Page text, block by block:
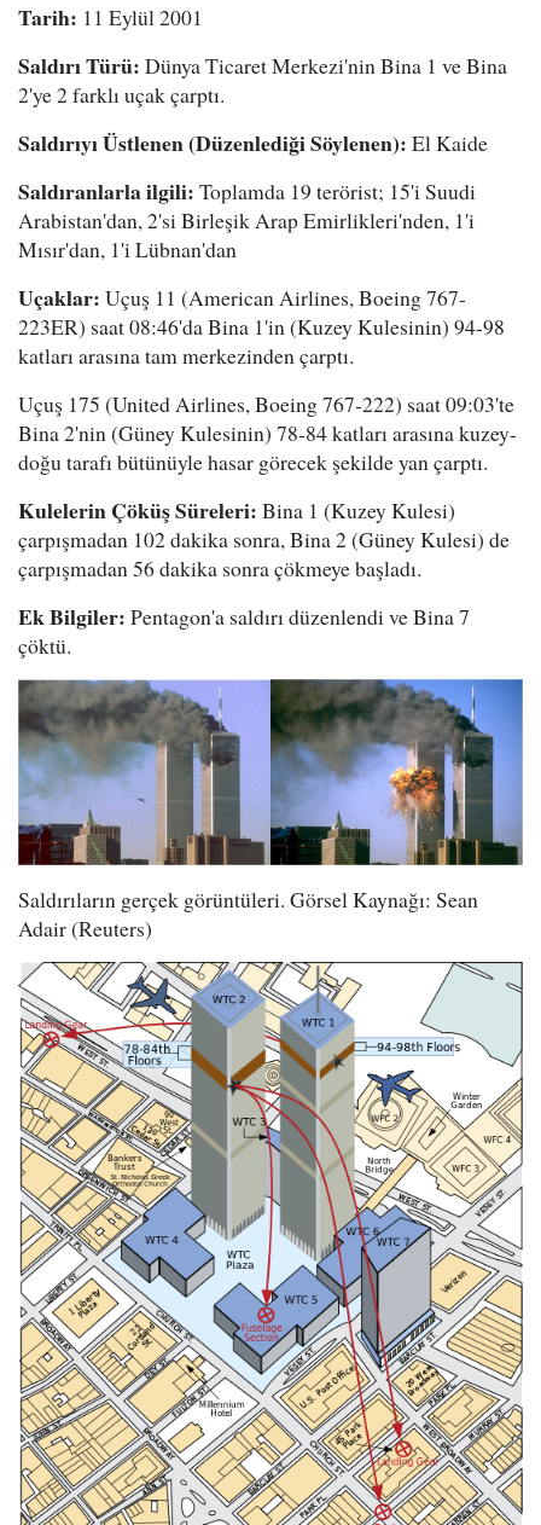
Tarih: 11 Eylül 2001
Saldırı Türü: Dünya Ticaret Merkezi'nin Bina 1 ve Bina
2'ye 2 farklı uçak çarptı.
Saldırıyı Üstlenen (Düzenlediği Söylenen): El Kaide
Saldıranlarla ilgili: Toplamda 19 terörist; 15'i Suudi
Arabistan'dan, 2'si Birleşik Arap Emirlikleri'nden, 1'i
Mısır'dan, 1'i Lübnan'dan
Uçaklar: Uçuş 11 (American Airlines, Boeing 767-
223ER) saat 08:46'da Bina 1'in (Kuzey Kulesinin) 94-98
katları arasına tam merkezinden çarptı.
Uçuş 175 (United Airlines, Boeing 767-222) saat 09:03'te
Bina 2'nin (Güney Kulesinin) 78-84 katları arasına kuzey-
doğu tarafı bütünüyle hasar görecek şekilde yan çarptı.
Kulelerin Çöküş Süreleri: Bina 1 (Kuzey Kulesi)
çarpışmadan 102 dakika sonra, Bina 2 (Güney Kulesi) de
çarpışmadan 56 dakika sonra çökmeye başladı.
Ek Bilgiler: Pentagon'a saldırı düzenlendi ve Bina 7
çöktü.
Saldırıların gerçek görüntüleri. Görsel Kaynağı: Sean
Adair (Reuters)